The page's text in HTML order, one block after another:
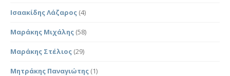
Ισαακίδης Λάζαρος (4)
Μαράκης Μιχάλης (58)
Μαράκης Στέλιος (29)
Μητράκης Παναγιώτης (1)